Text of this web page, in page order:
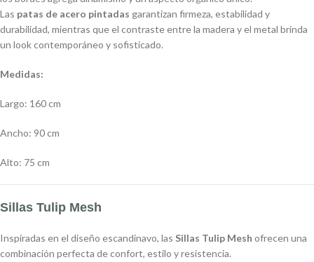
Las patas de acero pintadas garantizan firmeza, estabilidad y
durabilidad, mientras que el contraste entre la madera y el metal brinda
un look contemporáneo y sofisticado.
Medidas:
Largo: 160 cm
Ancho: 90 cm
Alto: 75 cm
Sillas Tulip Mesh
Inspiradas en el diseño escandinavo, las Sillas Tulip Mesh ofrecen una
combinación perfecta de confort, estilo y resistencia.